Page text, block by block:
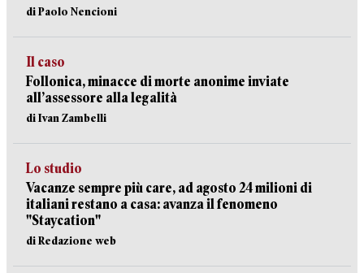
di Paolo Nencioni
Il caso
Follonica, minacce di morte anonime inviate
all’assessore alla legalità
di Ivan Zambelli
Lo studio
Vacanze sempre più care, ad agosto 24 milioni di
italiani restano a casa: avanza il fenomeno
"Staycation"
di Redazione web